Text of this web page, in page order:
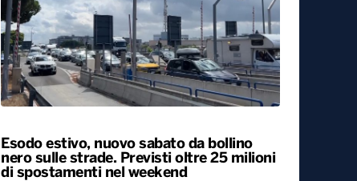
Esodo estivo, nuovo sabato da bollino
nero sulle strade. Previsti oltre 25 milioni
di spostamenti nel weekend